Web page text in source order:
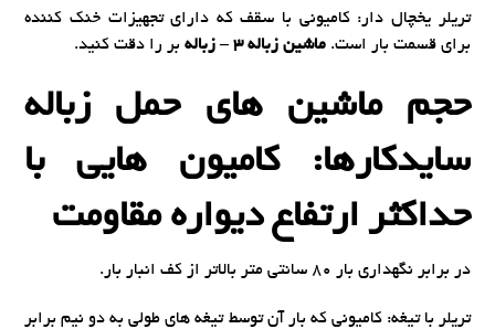
تریلر یخچال دار: کامیونی با سقف که دارای تجهیزات خنک کننده
برای قسمت بار است.ماشین زباله 3 – زباله بر را دقت کنید.
حجم ماشین های حمل زباله
سایدکارها: کامیون هایی با
حداکثر ارتفاع دیواره مقاومت
در برابر نگهداری بار 80 سانتی متر بالاتر از کف انبار بار.
تریلر با تیغه: کامیونی که بار آن توسط تیغه های طولی به دو نیم برابر